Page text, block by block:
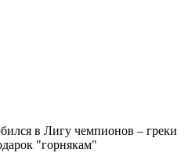
в Лигу чемпионов – греки
"горнякам"